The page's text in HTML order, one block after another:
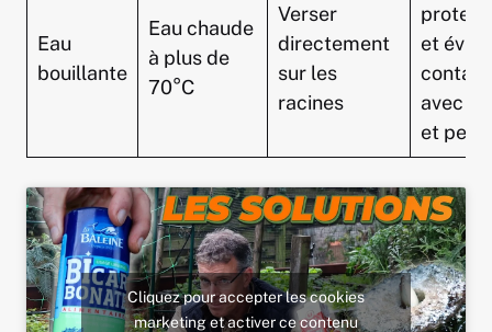
Eau
bouillante
Eau chaude
à plus de
70°C
Verser
directement
sur les
racines
et
contact
avec
et peau
Cliquez pour accepter les cookies
marketing et activer ce contenu